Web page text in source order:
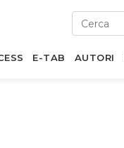
E-TAB AUTORI